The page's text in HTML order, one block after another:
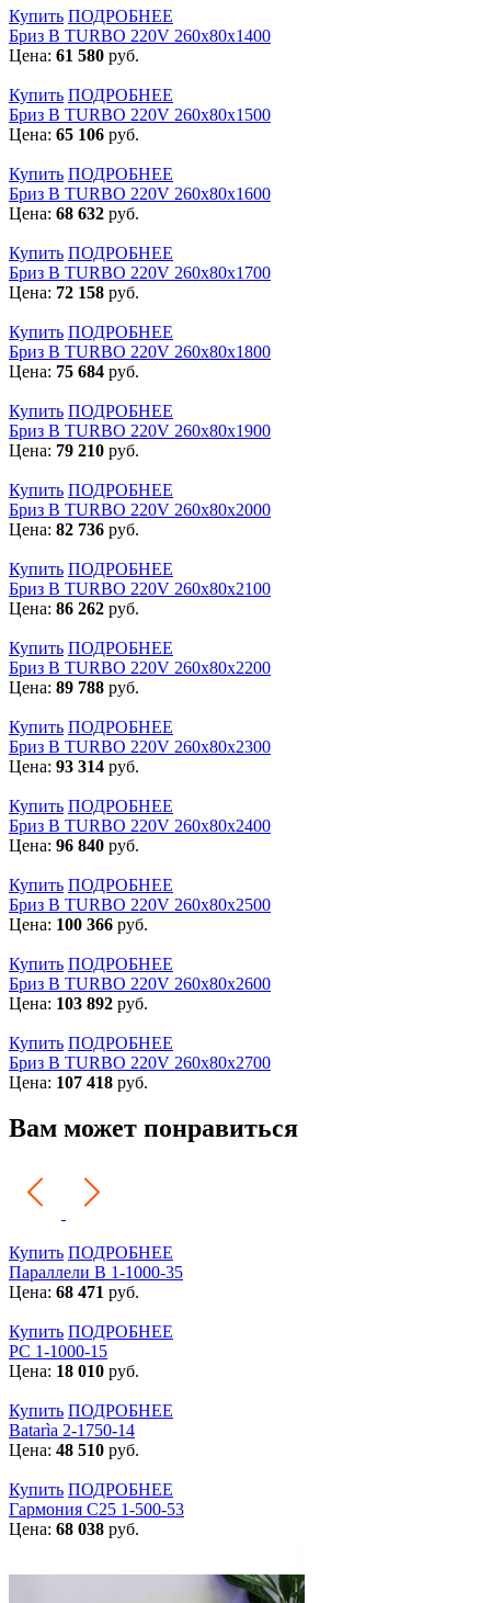
Купить ПОДРОБНЕЕ
Бриз В TURBO 220V 260х80х1400
Цена: 61 580 руб.
Купить ПОДРОБНЕЕ
Бриз В TURBO 220V 260х80х1500
Цена: 65 106 руб.
Купить ПОДРОБНЕЕ
Бриз В TURBO 220V 260х80х1600
Цена: 68 632 руб.
Купить ПОДРОБНЕЕ
Бриз В TURBO 220V 260х80х1700
Цена: 72 158 руб.
Купить ПОДРОБНЕЕ
Бриз В TURBO 220V 260х80х1800
Цена: 75 684 руб.
Купить ПОДРОБНЕЕ
Бриз В TURBO 220V 260х80х1900
Цена: 79 210 руб.
Купить ПОДРОБНЕЕ
Бриз В TURBO 220V 260х80х2000
Цена: 82 736 руб.
Купить ПОДРОБНЕЕ
Бриз В TURBO 220V 260х80х2100
Цена: 86 262 руб.
Купить ПОДРОБНЕЕ
Бриз В TURBO 220V 260х80х2200
Цена: 89 788 руб.
Купить ПОДРОБНЕЕ
Бриз В TURBO 220V 260х80х2300
Цена: 93 314 руб.
Купить ПОДРОБНЕЕ
Бриз В TURBO 220V 260х80х2400
Цена: 96 840 руб.
Купить ПОДРОБНЕЕ
Бриз В TURBO 220V 260х80х2500
Цена: 100 366 руб.
Купить ПОДРОБНЕЕ
Бриз В TURBO 220V 260х80х2600
Цена: 103 892 руб.
Купить ПОДРОБНЕЕ
Бриз В TURBO 220V 260х80х2700
Цена: 107 418 руб.
Вам может понравиться
Купить ПОДРОБНЕЕ
Параллели В 1-1000-35
Цена: 68 471 руб.
Купить ПОДРОБНЕЕ
РС 1-1000-15
Цена: 18 010 руб.
Купить ПОДРОБНЕЕ
Batarìa 2-1750-14
Цена: 48 510 руб.
Купить ПОДРОБНЕЕ
Гармония С25 1-500-53
Цена: 68 038 руб.